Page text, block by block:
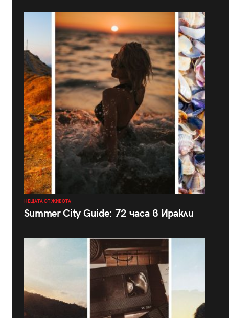
НЕЩАТА ОТ ЖИВОТА
Summer City Guide: 72 часа в Иракли